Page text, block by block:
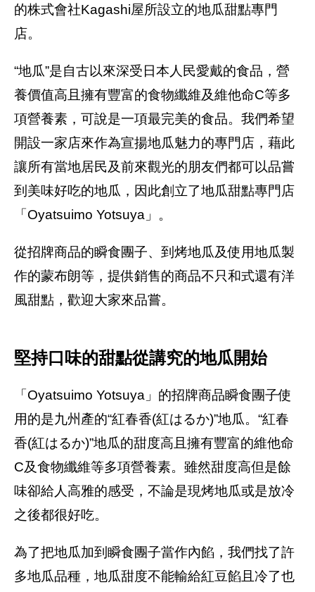
的株式會社Kagashi屋所設立的地瓜甜點專門
店。
“地瓜”是自古以來深受日本人民愛戴的食品，營
養價值高且擁有豐富的食物纖維及維他命C等多
項營養素，可說是一項最完美的食品。我們希望
開設一家店來作為宣揚地瓜魅力的專門店，藉此
讓所有當地居民及前來觀光的朋友們都可以品嘗
到美味好吃的地瓜，因此創立了地瓜甜點專門店
「Oyatsuimo Yotsuya」。
從招牌商品的瞬食團子、到烤地瓜及使用地瓜製
作的蒙布朗等，提供銷售的商品不只和式還有洋
風甜點，歡迎大家來品嘗。
堅持口味的甜點從講究的地瓜開始
「Oyatsuimo Yotsuya」的招牌商品瞬食團子使
用的是九州產的“紅春香(紅はるか)”地瓜。“紅春
香(紅はるか)”地瓜的甜度高且擁有豐富的維他命
C及食物纖維等多項營養素。雖然甜度高但是餘
味卻給人高雅的感受，不論是現烤地瓜或是放冷
之後都很好吃。
為了把地瓜加到瞬食團子當作內餡，我們找了許
多地瓜品種，地瓜甜度不能輸給紅豆餡且冷了也